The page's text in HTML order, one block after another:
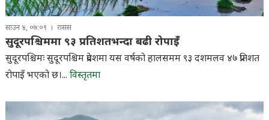
साउन ४, ०७:०९ रासस
सुदूरपश्चिममा ९३ प्रतिशतभन्दा बढी रोपाइँ
सुदूरपश्चिमः सुदूरपश्चिम प्रदेशमा यस वर्षको हालसमम ९३ दशमलव ४७ प्रतिशत
रोपाइँ भएको छ।... विस्तृतमा